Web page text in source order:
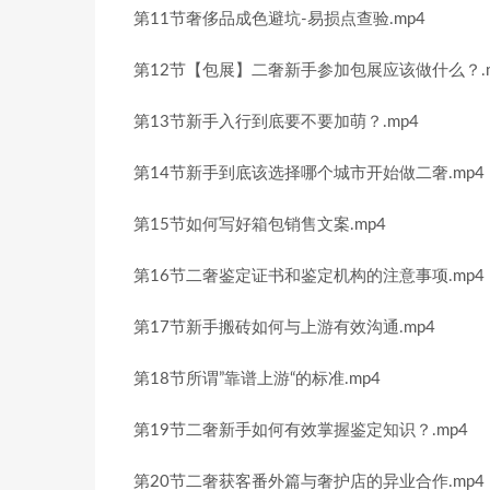
第11节奢侈品成色避坑-易损点查验.mp4
第12节【包展】二奢新手参加包展应该做什么？
第13节新手入行到底要不要加萌？.mp4
第14节新手到底该选择哪个城市开始做二奢.mp4
第15节如何写好箱包销售文案.mp4
第16节二奢鉴定证书和鉴定机构的注意事项.mp4
第17节新手搬砖如何与上游有效沟通.mp4
第18节所谓”靠谱上游“的标准.mp4
第19节二奢新手如何有效掌握鉴定知识？.mp4
第20节二奢获客番外篇与奢护店的异业合作.mp4